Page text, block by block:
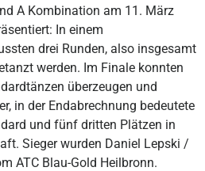
A Kombination am 11. März
In einem
drei Runden, also insgesamt
werden. Im Finale konnten
überzeugen und
in der Endabrechnung bedeutete
und fünf dritten Plätzen in
Sieger wurden Daniel Lepski /
ATC Blau-Gold Heilbronn.